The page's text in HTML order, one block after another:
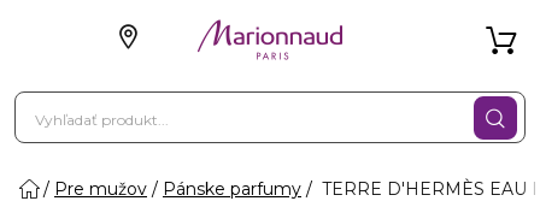
Pre mužov Pánske parfumy TERRE D'HERMÈS EAU